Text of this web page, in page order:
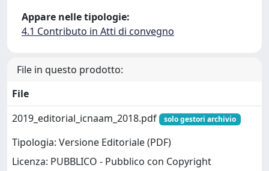
Appare nelle tipologie:
4.1 Contributo in Atti di convegno
File in questo prodotto:
File
2019_editorial_icnaam_2018.pdf
solo gestori archivio
Tipologia: Versione Editoriale (PDF)
Licenza: PUBBLICO - Pubblico con Copyright